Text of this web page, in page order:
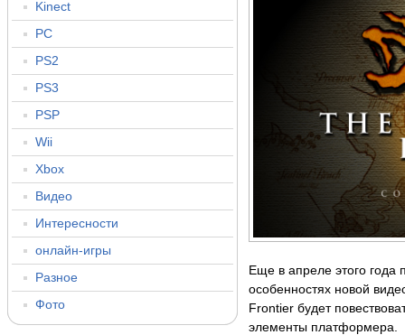
Kinect
PC
PS2
PS3
PSP
Wii
Xbox
Видео
Интересности
онлайн-игры
Разное
Фото
Еще в апреле этого года
особенностях новой
Frontier будет
элементы платформера.